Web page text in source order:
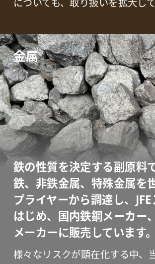
についても、取り扱いを拡大して
金属
鉄の性質を決定する副原料
鉄、非鉄金属、 特殊金属を
プライヤーから調達し、
はじめ、国内鉄鋼メーカー
メーカーに販売しています。
様々なリスクが顕在化する中、